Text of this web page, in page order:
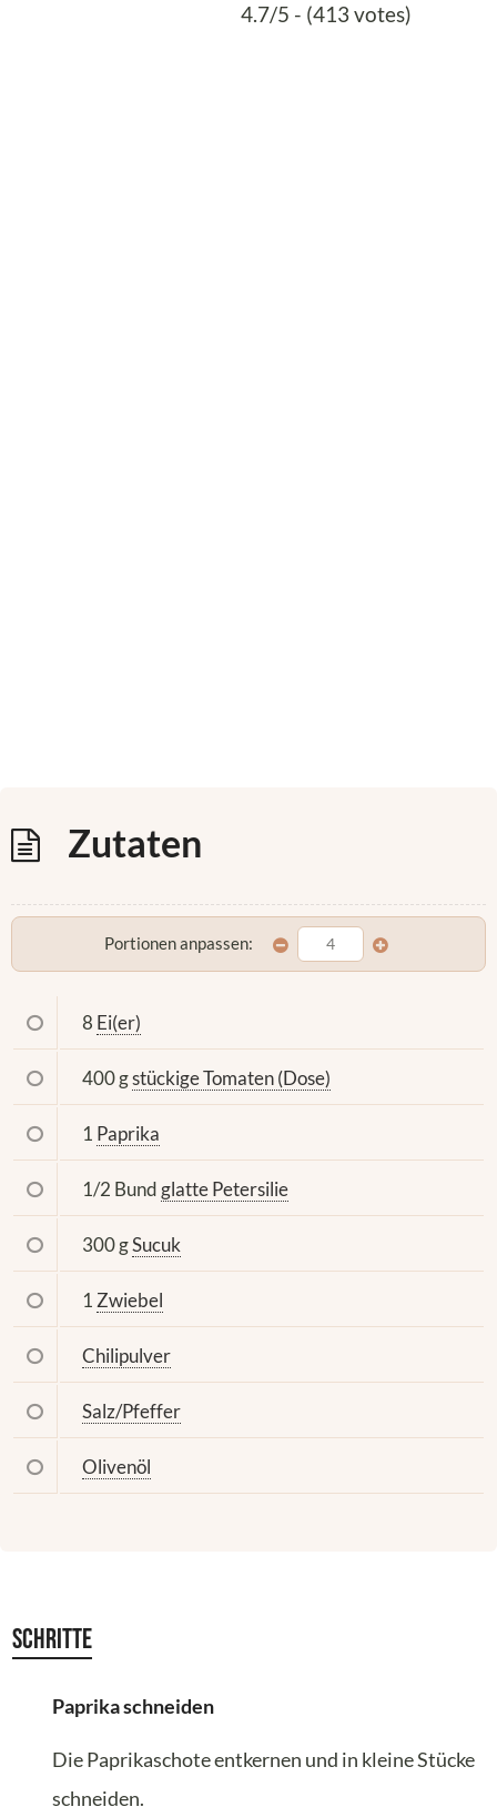
4.7/5 - (413 votes)
Zutaten
Portionen anpassen:
8 Ei(er)
400 gstückige Tomaten (Dose)
1 Paprika
1/2 Bundglatte Petersilie
300 gSucuk
1Zwiebel
Chilipulver
Salz/Pfeffer
Olivenöl
Schritte
Paprika schneiden
Die Paprikaschote entkernen und in kleine Stücke
schneiden.